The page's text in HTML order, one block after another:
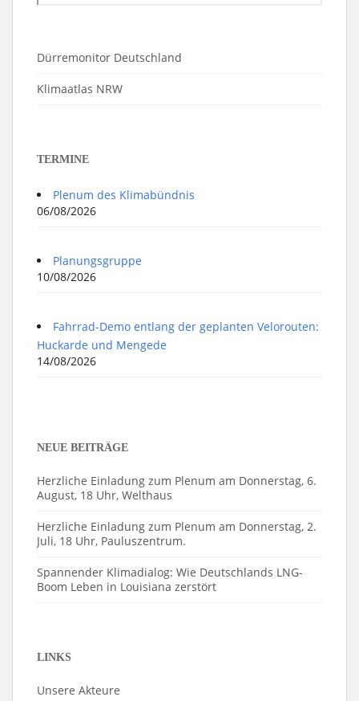
Dürremonitor Deutschland
Klimaatlas NRW
TERMINE
Plenum des Klimabündnis
06/08/2026
Planungsgruppe
10/08/2026
Fahrrad-Demo entlang der geplanten Velorouten:
Huckarde und Mengede
14/08/2026
NEUE BEITRÄGE
Herzliche Einladung zum Plenum am Donnerstag, 6.
August, 18 Uhr, Welthaus
Herzliche Einladung zum Plenum am Donnerstag, 2.
Juli, 18 Uhr, Pauluszentrum.
Spannender Klimadialog: Wie Deutschlands LNG-
Boom Leben in Louisiana zerstört
LINKS
Unsere Akteure